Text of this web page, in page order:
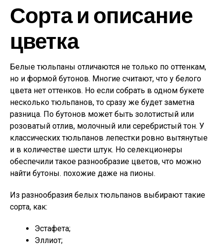
Сорта и описание
цветка
Белые тюльпаны отличаются не только по оттенкам,
но и формой бутонов. Многие считают, что у белого
цвета нет оттенков. Но если собрать в одном букете
несколько тюльпанов, то сразу же будет заметна
разница. По бутонов может быть золотистый или
розоватый отлив, молочный или серебристый тон. У
классических тюльпанов лепестки ровно вытянутые
и в количестве шести штук. Но селекционеры
обеспечили такое разнообразие цветов, что можно
найти бутоны. похожие даже на пионы.
Из разнообразия белых тюльпанов выбирают такие
сорта, как:
Эстафета;
Эллиот;